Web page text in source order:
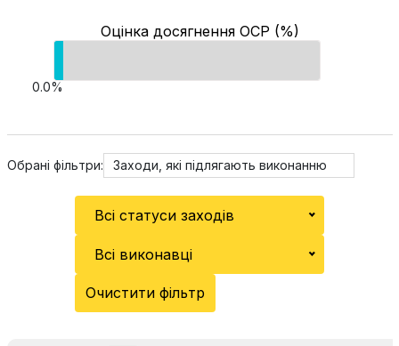
Оцінка досягнення ОСР (%)
0.0%
Обрані фільтри: Заходи, які підлягають виконанню
Всі статуси заходів
Всі виконавці
Очистити фільтр